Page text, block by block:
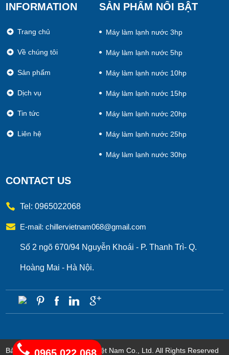
INFORMATION
Trang chủ
Về chúng tôi
Sản phẩm
Dịch vụ
Tin tức
Liên hệ
SẢN PHẨM NỔI BẬT
Máy làm lạnh nước 3hp
Máy làm lạnh nước 5hp
Máy làm lạnh nước 10hp
Máy làm lạnh nước 15hp
Máy làm lạnh nước 20hp
Máy làm lạnh nước 25hp
Máy làm lạnh nước 30hp
CONTACT US
Tel: 0965022068
E-mail:chillervietnam068@gmail.com
Số 2 ngõ 670/94 Nguyễn Khoái - P. Thanh Trì- Q.
Hoàng Mai - Hà Nội.
Bản quyền thuộc về Chiller Việt Nam Co., Ltd. All Rights Reserved